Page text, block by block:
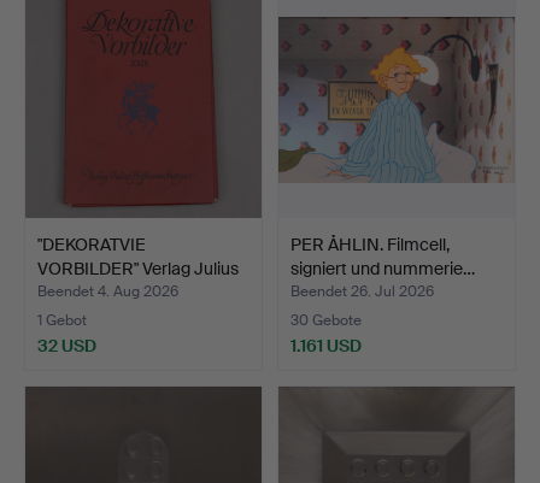
"DEKORATVIE
VORBILDER" Verlag Julius
Hoffm…
Beendet 4. Aug 2026
1 Gebot
32 USD
PER ÅHLIN. Filmcell,
signiert und nummerie…
Beendet 26. Jul 2026
30 Gebote
1.161 USD